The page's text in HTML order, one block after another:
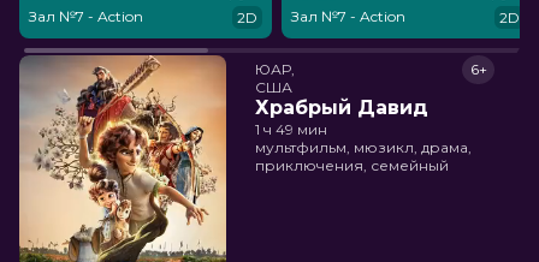
Зал №7 - Action
2D
Зал №7 - Action
2D
ЮАР,
США
Храбрый Давид
6+
1 ч 49 мин
мультфильм, мюзикл, драма,
приключения, семейный